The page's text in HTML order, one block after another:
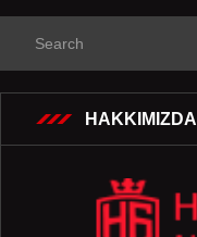
HAKKIMIZDA